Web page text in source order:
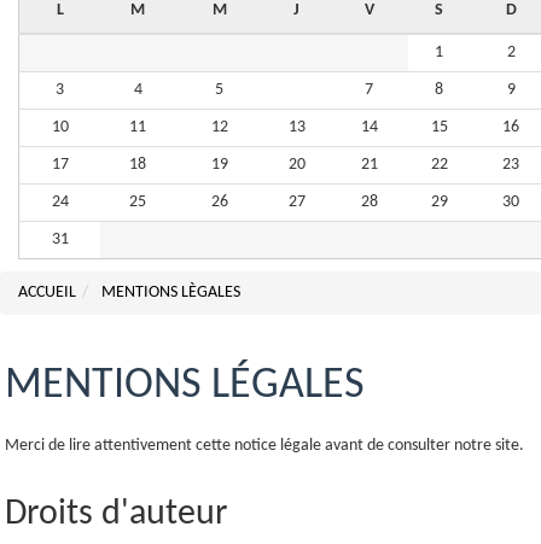
L M M J V S D
1 2
3 4 5 7 8 9
10 11 12 13 14 15 16
17 18 19 20 21 22 23
24 25 26 27 28 29 30
31
ACCUEIL MENTIONS LÈGALES
MENTIONS LÉGALES
Merci de lire attentivement cette notice légale avant de consulter notre site.
Droits d'auteur